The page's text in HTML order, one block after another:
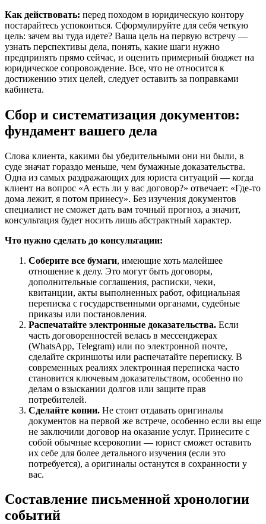
Как действовать: перед походом в юридическую контору
постарайтесь успокоиться. Сформулируйте для себя четкую
цель: зачем вы туда идете? Ваша цель на первую встречу —
узнать перспективы дела, понять, какие шаги нужно
предпринять прямо сейчас, и оценить примерный бюджет на
юридическое сопровождение. Все, что не относится к
достижению этих целей, следует оставить за поправками
кабинета.
Сбор и систематизация документов:
фундамент вашего дела
Слова клиента, какими бы убедительными они ни были, в
суде значат гораздо меньше, чем бумажные доказательства.
Одна из самых раздражающих для юриста ситуаций — когда
клиент на вопрос «А есть ли у вас договор?» отвечает: «Где-то
дома лежит, я потом принесу». Без изучения документов
специалист не сможет дать вам точный прогноз, а значит,
консультация будет носить лишь абстрактный характер.
Что нужно сделать до консультации:
Соберите все бумаги, имеющие хоть малейшее
отношение к делу. Это могут быть договоры,
дополнительные соглашения, расписки, чеки,
квитанции, акты выполненных работ, официальная
переписка с государственными органами, судебные
приказы или постановления.
Распечатайте электронные доказательства. Если
часть договоренностей велась в мессенджерах
(WhatsApp, Telegram) или по электронной почте,
сделайте скриншоты или распечатайте переписку. В
современных реалиях электронная переписка часто
становится ключевым доказательством, особенно по
делам о взыскании долгов или защите прав
потребителей.
Сделайте копии. Не стоит отдавать оригиналы
документов на первой же встрече, особенно если вы еще
не заключили договор на оказание услуг. Принесите с
собой обычные ксерокопии — юрист сможет оставить
их себе для более детального изучения (если это
потребуется), а оригиналы останутся в сохранности у
вас.
Составление письменной хронологии
событий